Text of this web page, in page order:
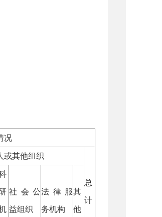
况
或其他组织
总
计
社会公
益组织
法律服
务机构
其
他